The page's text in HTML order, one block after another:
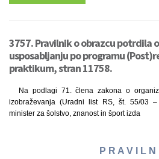
3757. Pravilnik o obrazcu potrdila
usposabljanju po programu
praktikum, stran 11758.
Na podlagi 71. člena zakona o
izobraževanja (Uradni list RS, št. 55/03
minister za šolstvo, znanost in šport izda
P R A V I L N